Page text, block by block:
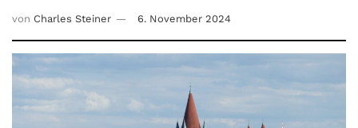
von Charles Steiner 6. November 2024